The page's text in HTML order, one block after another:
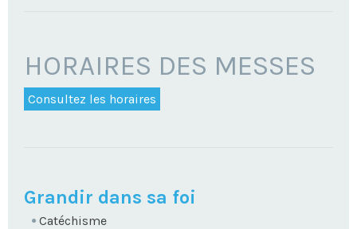
HORAIRES DES MESSES
Consultez les horaires
NAVIGATION
Grandir dans sa foi
Catéchisme